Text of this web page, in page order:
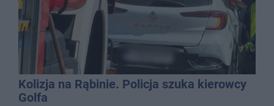
Kolizja na Rąbinie. Policja szuka kierowcy
Golfa